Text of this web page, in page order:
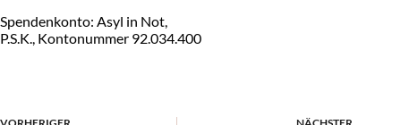
Spendenkonto: Asyl in Not,
P.S.K., Kontonummer 92.034.400